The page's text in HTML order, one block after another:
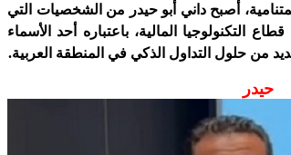
أصبح داني أبو حيدر من الشخصيات التي
التكنولوجيا المالية، باعتباره أحد الأسماء
من حلول التداول الذكي في المنطقة العربية.
حيدر